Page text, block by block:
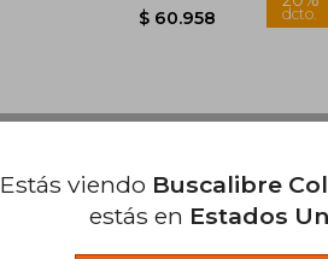
Rápido
Estás viendo Buscalibre
estás en Estados